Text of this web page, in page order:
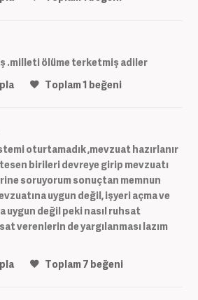
.milleti ölüme terketmiş adiler
Toplam1 beğeni
oturtamadık ,mevzuat hazırlanır
birileri devreye girip mevzuatı
soruyorum sonuçtan memnun
uygun değil, işyeri açma ve
uygun değil peki nasıl ruhsat
verenlerin de yargılanması lazım
Toplam7 beğeni